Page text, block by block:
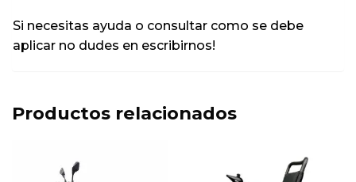
Si necesitas ayuda o consultar como se debe
aplicar no dudes en escribirnos!
Productos relacionados